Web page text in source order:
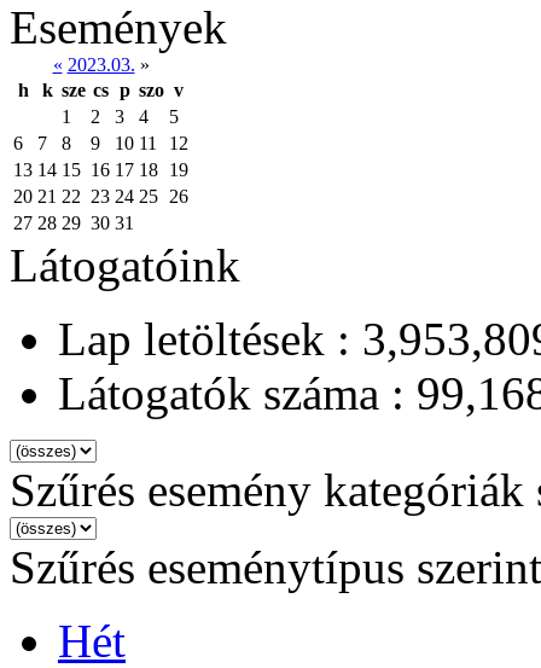
Események
« 2023.03. »
h
k sze cs p szo v
1
2 3 4
5
6
7 8 9 10 11
12
13 14 15 16 17 18 19
20 21 22 23 24 25 26
27 28 29 30 31
Látogatóink
Lap letöltések :
Látogatók száma :
Szűrés esemény kategóriák
Szűrés eseménytípus szerint
Hét